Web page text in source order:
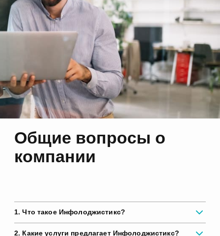
Общие вопросы о
компании
1. Что такое Инфолоджистикс?
2. Какие услуги предлагает Инфолоджистикс?